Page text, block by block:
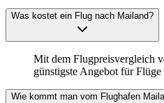
Was kostet ein Flug nach Mailand?
Mit dem Flugpreisvergleich
günstigste Angebot für
Wie kommt man vom Flughafen